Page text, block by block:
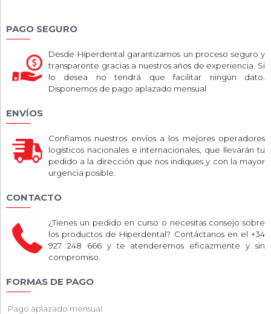
PAGO SEGURO
Desde Hiperdental garantizamos un proceso seguro y
transparente gracias a nuestros años de experiencia. Si
lo desea no tendrá que facilitar ningún dato.
Disponemos de pago aplazado mensual
ENVÍOS
Confiamos nuestros envíos a los mejores operadores
logísticos nacionales e internacionales, que llevarán tu
pedido a la dirección que nos indiques y con la mayor
urgencia posible.
CONTACTO
¿Tienes un pedido en curso o necesitas consejo sobre
los productos de Hiperdental? Contáctanos en el +34
927 248 666 y te atenderemos eficazmente y sin
compromiso.
FORMAS DE PAGO
Pago aplazado mensual